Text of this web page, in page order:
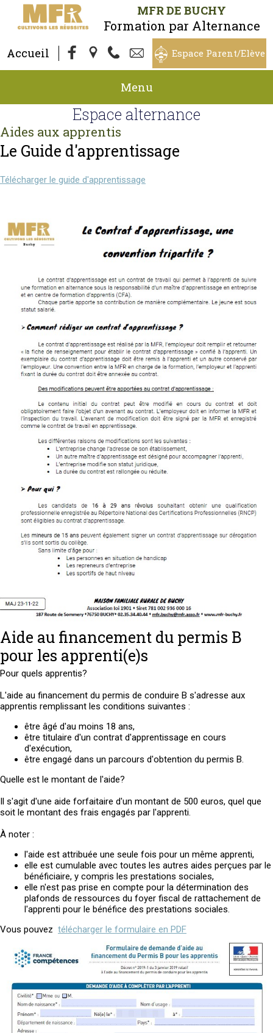
MFR DE BUCHY
Formation par Alternance
Accueil Espace Parent/Elève
Menu
Espace alternance
Aides aux apprentis
Le Guide d'apprentissage
Télécharger le guide d'apprentissage
Aide au financement du permis B
pour les apprenti(e)s
Pour quels apprentis?
L'aide au financement du permis de conduire B s'adresse aux
apprentis remplissant les conditions suivantes :
être âgé d'au moins 18 ans,
être titulaire d'un contrat d'apprentissage en cours
d'exécution,
être engagé dans un parcours d'obtention du permis B.
Quelle est le montant de l'aide?
Il s'agit d'une aide forfaitaire d'un montant de 500 euros, quel que
soit le montant des frais engagés par l'apprenti.
À noter :
l'aide est attribuée une seule fois pour un même apprenti,
elle est cumulable avec toutes les autres aides perçues par le
bénéficiaire, y compris les prestations sociales,
elle n'est pas prise en compte pour la détermination des
plafonds de ressources du foyer fiscal de rattachement de
l'apprenti pour le bénéfice des prestations sociales.
Vous pouvez télécharger le formulaire en PDF